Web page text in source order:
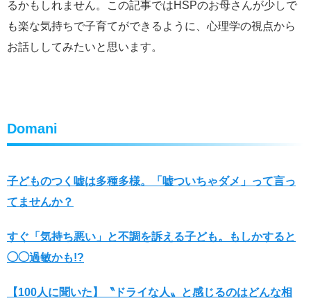
るかもしれません。この記事ではHSPのお母さんが少しで
も楽な気持ちで子育てができるように、心理学の視点から
お話ししてみたいと思います。
Domani
子どものつく嘘は多種多様。「嘘ついちゃダメ」って言っ
てませんか？
すぐ「気持ち悪い」と不調を訴える子ども。もしかすると
◯◯過敏かも!?
【100人に聞いた】〝ドライな人〟と感じるのはどんな相